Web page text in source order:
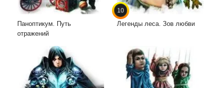
Паноптикум. Путь
отражений
10
Легенды леса. Зов любви